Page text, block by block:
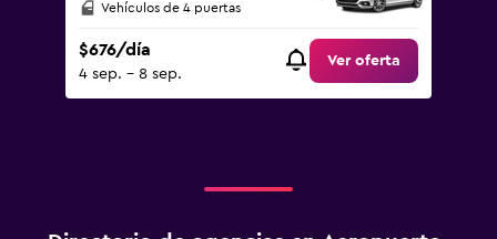
Vehículos de 4 puertas
$676/día
4 sep. - 8 sep.
Ver oferta